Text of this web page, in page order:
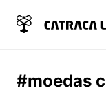
#moedas